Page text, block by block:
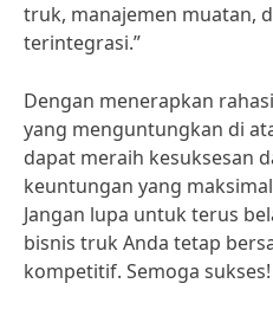
truk, manajemen muatan,
terintegrasi.”
Dengan menerapkan
yang menguntungkan di
dapat meraih kesuksesan
keuntungan yang
Jangan lupa untuk terus
bisnis truk Anda tetap
kompetitif. Semoga sukses!